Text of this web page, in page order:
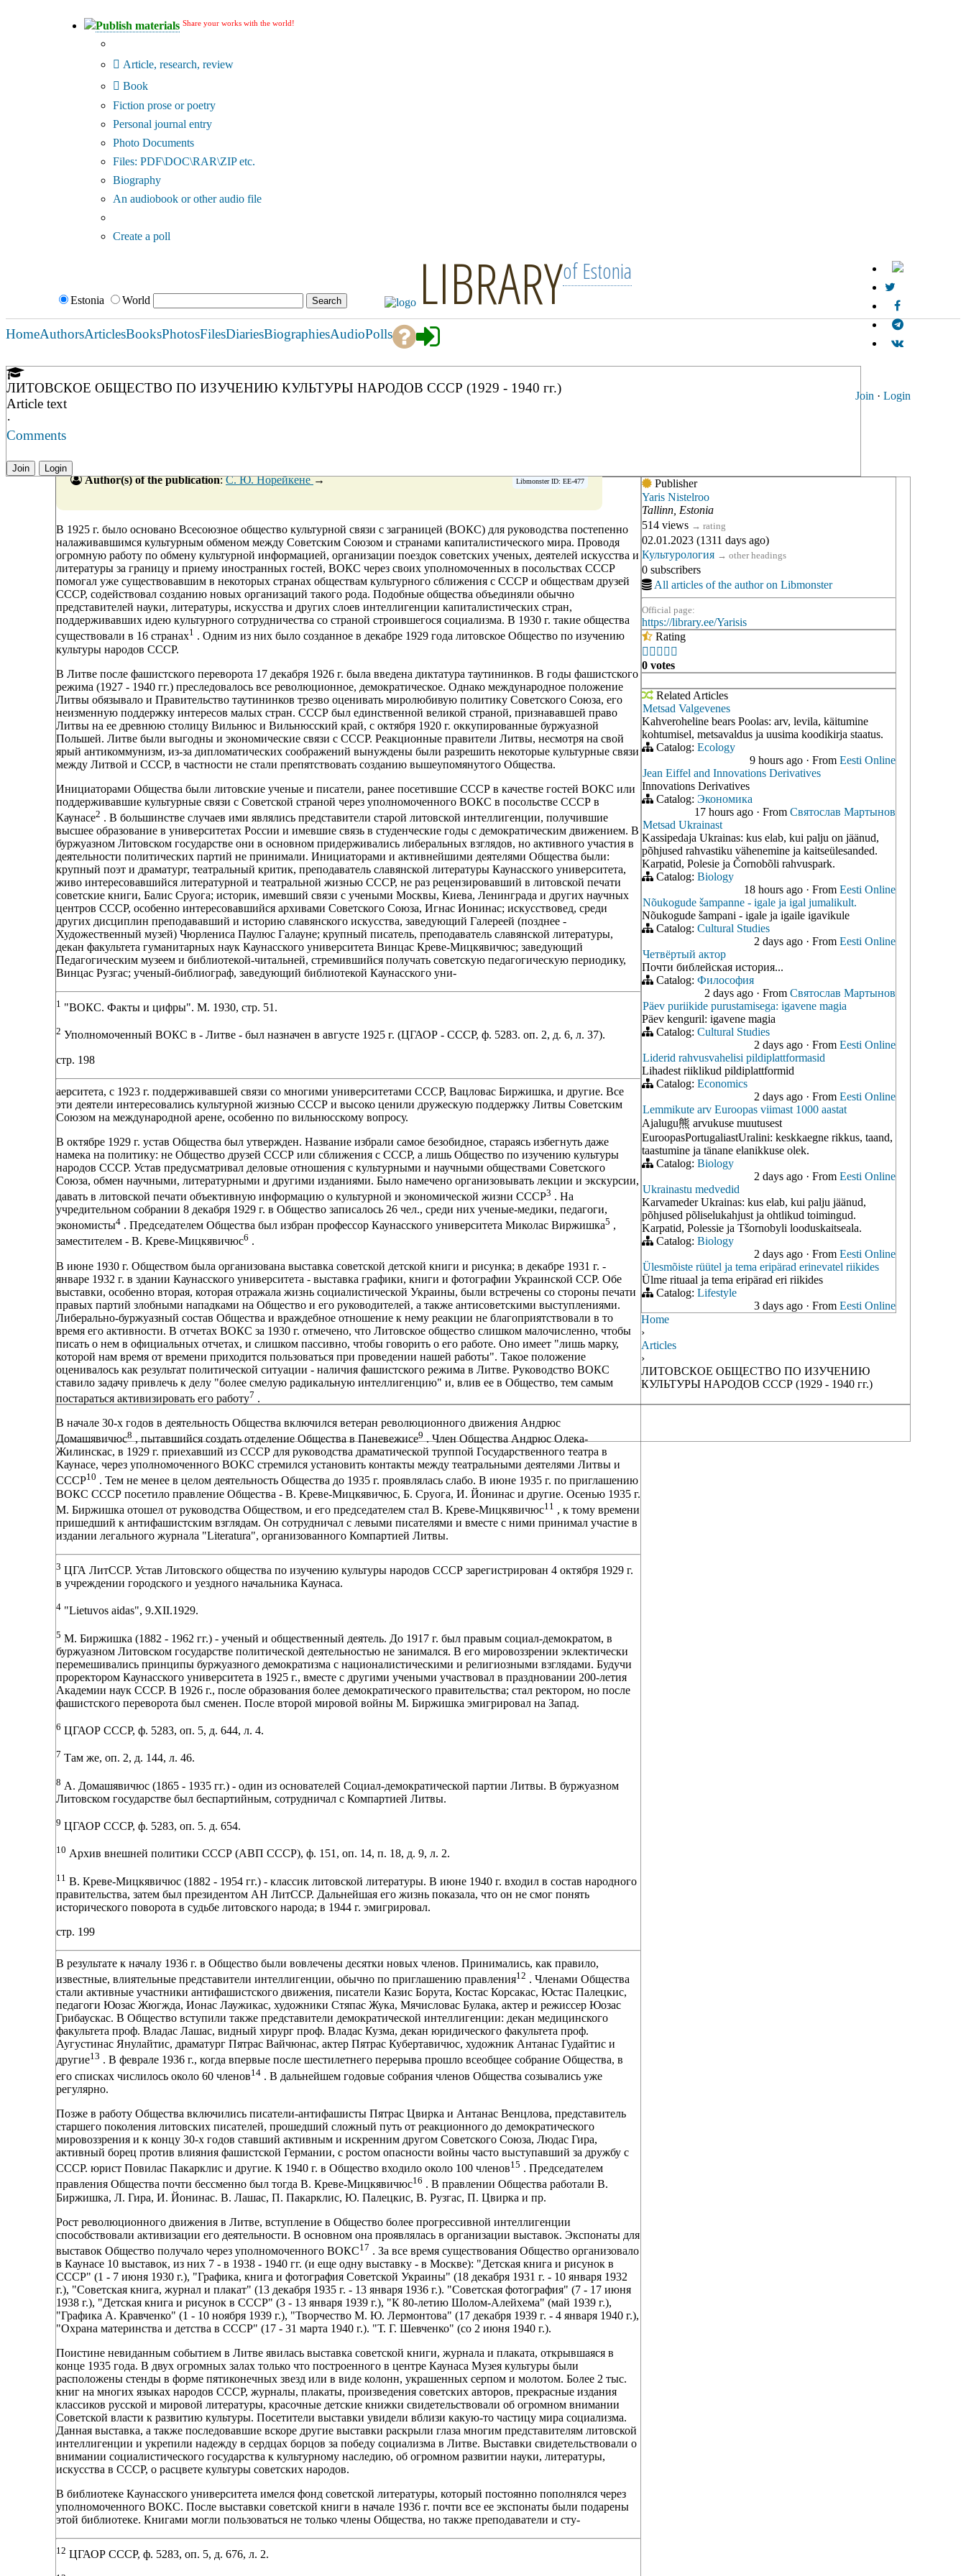
Publish materials Share your works with the world!
Article, research, review
Book
Fiction prose or poetry
Personal journal entry
Photo Documents
Files: PDF\DOC\RAR\ZIP etc.
Biography
An audiobook or other audio file
Create a poll
Estonia World LIBRARYof Estonia
Join · Login
HomeAuthorsArticlesBooksPhotosFilesDiariesBiographiesAudioPolls
ЛИТОВСКОЕ ОБЩЕСТВО ПО ИЗУЧЕНИЮ КУЛЬТУРЫ НАРОДОВ СССР (1929 - 1940 гг.)
Article text
·
Comments
Join Login
Libmonster ID: EE-477
Author(s) of the publication:С. Ю. Норейкене→
В 1925 г. было основано Всесоюзное общество культурной связи с заграницей (ВОКС) для руководства постепенно
налаживавшимся культурным обменом между Советским Союзом и странами капиталистического мира. Проводя
огромную работу по обмену культурной информацией, организации поездок советских ученых, деятелей искусства и
литературы за границу и приему иностранных гостей, ВОКС через своих уполномоченных в посольствах СССР
помогал уже существовавшим в некоторых странах обществам культурного сближения с СССР и обществам друзей
СССР, содействовал созданию новых организаций такого рода. Подобные общества объединяли обычно
представителей науки, литературы, искусства и других слоев интеллигенции капиталистических стран,
поддерживавших идею культурного сотрудничества со страной строившегося социализма. В 1930 г. такие общества
существовали в 16 странах1 . Одним из них было созданное в декабре 1929 года литовское Общество по изучению
культуры народов СССР.
В Литве после фашистского переворота 17 декабря 1926 г. была введена диктатура таутининков. В годы фашистского
режима (1927 - 1940 гг.) преследовалось все революционное, демократическое. Однако международное положение
Литвы обязывало и Правительство таутининков трезво оценивать миролюбивую политику Советского Союза, его
неизменную поддержку интересов малых стран. СССР был единственной великой страной, признававшей право
Литвы на ее древнюю столицу Вильнюс и Вильнюсский край, с октября 1920 г. оккупированные буржуазной
Польшей. Литве были выгодны и экономические связи с СССР. Реакционные правители Литвы, несмотря на свой
ярый антикоммунизм, из-за дипломатических соображений вынуждены были разрешить некоторые культурные связи
между Литвой и СССР, в частности не стали препятствовать созданию вышеупомянутого Общества.
Инициаторами Общества были литовские ученые и писатели, ранее посетившие СССР в качестве гостей ВОКС или
поддерживавшие культурные связи с Советской страной через уполномоченного ВОКС в посольстве СССР в
Каунасе2 . В большинстве случаев ими являлись представители старой литовской интеллигенции, получившие
высшее образование в университетах России и имевшие связь в студенческие годы с демократическим движением. В
буржуазном Литовском государстве они в основном придерживались либеральных взглядов, но активного участия в
деятельности политических партий не принимали. Инициаторами и активнейшими деятелями Общества были:
крупный поэт и драматург, театральный критик, преподаватель славянской литературы Каунасского университета,
живо интересовавшийся литературной и театральной жизнью СССР, не раз рецензировавший в литовской печати
советские книги, Балис Сруога; историк, имевший связи с учеными Москвы, Киева, Ленинграда и других научных
центров СССР, особенно интересовавшийся архивами Советского Союза, Игнас Ионинас; искусствовед, среди
других дисциплин преподававший и историю славянского искусства, заведующий Галереей (позднее -
Художественный музей) Чюрлениса Паулюс Галауне; крупный писатель, преподаватель славянской литературы,
декан факультета гуманитарных наук Каунасского университета Винцас Креве-Мицкявичюс; заведующий
Педагогическим музеем и библиотекой-читальней, стремившийся получать советскую педагогическую периодику,
Винцас Рузгас; ученый-библиограф, заведующий библиотекой Каунасского уни-
1 "ВОКС. Факты и цифры". М. 1930, стр. 51.
2 Уполномоченный ВОКС в - Литве - был назначен в августе 1925 г. (ЦГАОР - СССР, ф. 5283. оп. 2, д. 6, л. 37).
стр. 198
аерситета, с 1923 г. поддерживавшей связи со многими университетами СССР, Вацловас Биржишка, и другие. Все
эти деятели интересовались культурной жизнью СССР и высоко ценили дружескую поддержку Литвы Советским
Союзом на международной арене, особенно по вильнюсскому вопросу.
В октябре 1929 г. устав Общества был утвержден. Название избрали самое безобидное, стараясь избегнуть даже
намека на политику: не Общество друзей СССР или сближения с СССР, а лишь Общество по изучению культуры
народов СССР. Устав предусматривал деловые отношения с культурными и научными обществами Советского
Союза, обмен научными, литературными и другими изданиями. Было намечено организовывать лекции и экскурсии,
давать в литовской печати объективную информацию о культурной и экономической жизни СССР3 . На
учредительном собрании 8 декабря 1929 г. в Общество записалось 26 чел., среди них ученые-медики, педагоги,
экономисты4 . Председателем Общества был избран профессор Каунасского университета Миколас Виржишка5 ,
заместителем - В. Креве-Мицкявичюс6 .
В июне 1930 г. Обществом была организована выставка советской детской книги и рисунка; в декабре 1931 г. -
январе 1932 г. в здании Каунасского университета - выставка графики, книги и фотографии Украинской ССР. Обе
выставки, особенно вторая, которая отражала жизнь социалистической Украины, были встречены со стороны печати
правых партий злобными нападками на Общество и его руководителей, а также антисоветскими выступлениями.
Либерально-буржуазный состав Общества и враждебное отношение к нему реакции не благоприятствовали в то
время его активности. В отчетах ВОКС за 1930 г. отмечено, что Литовское общество слишком малочисленно, чтобы
писать о нем в официальных отчетах, и слишком пассивно, чтобы говорить о его работе. Оно имеет "лишь марку,
которой нам время от времени приходится пользоваться при проведении нашей работы". Такое положение
оценивалось как результат политической ситуации - наличия фашистского режима в Литве. Руководство ВОКС
ставило задачу привлечь к делу "более смелую радикальную интеллигенцию" и, влив ее в Общество, тем самым
постараться активизировать его работу7 .
В начале 30-х годов в деятельность Общества включился ветеран революционного движения Андрюс
Домашявичюс8, пытавшийся создать отделение Общества в Паневежисе9. Член Общества Андрюс Олека-
Жилинскас, в 1929 г. приехавший из СССР для руководства драматической труппой Государственного театра в
Каунасе, через уполномоченного ВОКС стремился установить контакты между театральными деятелями Литвы и
СССР10 . Тем не менее в целом деятельность Общества до 1935 г. проявлялась слабо. В июне 1935 г. по приглашению
ВОКС СССР посетило правление Общества - В. Креве-Мицкявичюс, Б. Сруога, И. Йонинас и другие. Осенью 1935 г.
М. Биржишка отошел от руководства Обществом, и его председателем стал В. Креве-Мицкявичюс11 , к тому времени
пришедший к антифашистским взглядам. Он сотрудничал с левыми писателями и вместе с ними принимал участие в
издании легального журнала "Literatura", организованного Компартией Литвы.
3 ЦГА ЛитССР. Устав Литовского общества по изучению культуры народов СССР зарегистрирован 4 октября 1929 г.
в учреждении городского и уездного начальника Каунаса.
4 "Lietuvos aidas", 9.XII.1929.
5 М. Биржишка (1882 - 1962 гг.) - ученый и общественный деятель. До 1917 г. был правым социал-демократом, в
буржуазном Литовском государстве политической деятельностью не занимался. В его мировоззрении эклектически
перемешивались принципы буржуазного демократизма с националистическими и религиозными взглядами. Будучи
проректором Каунасского университета в 1925 г., вместе с другими учеными участвовал в праздновании 200-летия
Академии наук СССР. В 1926 г., после образования более демократического правительства; стал ректором, но после
фашистского переворота был сменен. После второй мировой войны М. Биржишка эмигрировал на Запад.
6 ЦГАОР СССР, ф. 5283, оп. 5, д. 644, л. 4.
7 Там же, оп. 2, д. 144, л. 46.
8 А. Домашявичюс (1865 - 1935 гг.) - один из основателей Социал-демократической партии Литвы. В буржуазном
Литовском государстве был беспартийным, сотрудничал с Компартией Литвы.
9 ЦГАОР СССР, ф. 5283, оп. 5. д. 654.
10 Архив внешней политики СССР (АВП СССР), ф. 151, оп. 14, п. 18, д. 9, л. 2.
11 В. Креве-Мицкявичюс (1882 - 1954 гг.) - классик литовской литературы. В июне 1940 г. входил в состав народного
правительства, затем был президентом АН ЛитССР. Дальнейшая его жизнь показала, что он не смог понять
исторического поворота в судьбе литовского народа; в 1944 г. эмигрировал.
стр. 199
В результате к началу 1936 г. в Общество были вовлечены десятки новых членов. Принимались, как правило,
известные, влиятельные представители интеллигенции, обычно по приглашению правления12 . Членами Общества
стали активные участники антифашистского движения, писатели Казис Борута, Костас Корсакас, Юстас Палецкис,
педагоги Юозас Жюгжда, Ионас Лаужикас, художники Стяпас Жука, Мячисловас Булака, актер и режиссер Юозас
Грибаускас. В Общество вступили также представители демократической интеллигенции: декан медицинского
факультета проф. Владас Лашас, видный хирург проф. Владас Кузма, декан юридического факультета проф.
Аугустинас Янулайтис, драматург Пятрас Вайчюнас, актер Пятрас Кубертавичюс, художник Антанас Гудайтис и
другие13 . В феврале 1936 г., когда впервые после шестилетнего перерыва прошло всеобщее собрание Общества, в
его списках числилось около 60 членов14 . В дальнейшем годовые собрания членов Общества созывались уже
регулярно.
Позже в работу Общества включились писатели-антифашисты Пятрас Цвирка и Антанас Венцлова, представитель
старшего поколения литовских писателей, прошедший сложный путь от реакционного до демократического
мировоззрения и к концу 30-х годов ставший активным и искренним другом Советского Союза, Людас Гира,
активный борец против влияния фашистской Германии, с ростом опасности войны часто выступавший за дружбу с
СССР. юрист Повилас Пакарклис и другие. К 1940 г. в Общество входило около 100 членов15 . Председателем
правления Общества почти бессменно был тогда В. Креве-Мицкявичюс16 . В правлении Общества работали В.
Биржишка, Л. Гира, И. Йонинас. В. Лашас, П. Пакарклис, Ю. Палецкис, В. Рузгас, П. Цвирка и пр.
Рост революционного движения в Литве, вступление в Общество более прогрессивной интеллигенции
способствовали активизации его деятельности. В основном она проявлялась в организации выставок. Экспонаты для
выставок Общество получало через уполномоченного ВОКС17 . За все время существования Общество организовало
в Каунасе 10 выставок, из них 7 - в 1938 - 1940 гг. (и еще одну выставку - в Москве): "Детская книга и рисунок в
СССР" (1 - 7 июня 1930 г.), "Графика, книга и фотография Советской Украины" (18 декабря 1931 г. - 10 января 1932
г.), "Советская книга, журнал и плакат" (13 декабря 1935 г. - 13 января 1936 г.). "Советская фотография" (7 - 17 июня
1938 г.), "Детская книга и рисунок в СССР" (3 - 13 января 1939 г.), "К 80-летию Шолом-Алейхема" (май 1939 г.),
"Графика А. Кравченко" (1 - 10 ноября 1939 г.), "Творчество М. Ю. Лермонтова" (17 декабря 1939 г. - 4 января 1940 г.),
"Охрана материнства и детства в СССР" (17 - 31 марта 1940 г.). "Т. Г. Шевченко" (со 2 июня 1940 г.).
Поистине невиданным событием в Литве явилась выставка советской книги, журнала и плаката, открывшаяся в
конце 1935 года. В двух огромных залах только что построенного в центре Каунаса Музея культуры были
расположены стенды в форме пятиконечных звезд или в виде колонн, украшенных серпом и молотом. Более 2 тыс.
книг на многих языках народов СССР, журналы, плакаты, произведения советских авторов, прекрасные издания
классиков русской и мировой литературы, красочные детские книжки свидетельствовали об огромном внимании
Советской власти к развитию культуры. Посетители выставки увидели вблизи какую-то частицу мира социализма.
Данная выставка, а также последовавшие вскоре другие выставки раскрыли глаза многим представителям литовской
интеллигенции и укрепили надежду в сердцах борцов за победу социализма в Литве. Выставки свидетельствовали о
внимании социалистического государства к культурному наследию, об огромном развитии науки, литературы,
искусства в СССР, о расцвете культуры советских народов.
В библиотеке Каунасского университета имелся фонд советской литературы, который постоянно пополнялся через
уполномоченного ВОКС. После выставки советской книги в начале 1936 г. почти все ее экспонаты были подарены
этой библиотеке. Книгами могли пользоваться не только члены Общества, но также преподаватели и сту-
12 ЦГАОР СССР, ф. 5283, оп. 5, д. 676, л. 2.
Publisher
Yaris Nistelroo
Tallinn, Estonia
514 views → rating
02.01.2023 (1311 days ago)
Культурология → other headings
0 subscribers
All articles of the author on Libmonster
Official page:
https://library.ee/Yarisis
Rating
    
0 votes
Related Articles
Metsad Valgevenes
Kahveroheline bears Poolas: arv, levila, käitumine
kohtumisel, metsavaldus ja uusima koodikirja staatus.
Catalog: Ecology
9 hours ago · From Eesti Online
Jean Eiffel and Innovations Derivatives
Innovations Derivatives
Catalog: Экономика
17 hours ago · From Святослав Мартынов
Metsad Ukrainast
Kassipedaja Ukrainas: kus elab, kui palju on jäänud,
põhjused rahvastiku vähenemine ja kaitseülesanded.
Karpatid, Polesie ja Čornobõli rahvuspark.
Catalog: Biology
18 hours ago · From Eesti Online
Nõukogude šampanne - igale ja igal jumalikult.
Nõukogude šampani - igale ja igaile igavikule
Catalog: Cultural Studies
2 days ago · From Eesti Online
Четвёртый актор
Почти библейская история...
Catalog: Философия
2 days ago · From Святослав Мартынов
Päev puriikide purustamisega: igavene magia
Päev kenguril: igavene magia
Catalog: Cultural Studies
2 days ago · From Eesti Online
Liderid rahvusvahelisi pildiplattformasid
Lihadest riiklikud pildiplattformid
Catalog: Economics
2 days ago · From Eesti Online
Lemmikute arv Euroopas viimast 1000 aastat
Ajalugu熊 arvukuse muutusest
EuroopasPortugaliastUralini: keskkaegne rikkus, taand,
taastumine ja tänane elanikkuse olek.
Catalog: Biology
2 days ago · From Eesti Online
Ukrainastu medvedid
Karvameder Ukrainas: kus elab, kui palju jäänud,
põhjused põliselukahjust ja ohtlikud toimingud.
Karpatid, Polessie ja Tšornobyli looduskaitseala.
Catalog: Biology
2 days ago · From Eesti Online
Ülesmõiste rüütel ja tema eripärad erinevatel riikides
Ülme rituaal ja tema eripärad eri riikides
Catalog: Lifestyle
3 days ago · From Eesti Online
Home
›
Articles
›
ЛИТОВСКОЕ ОБЩЕСТВО ПО ИЗУЧЕНИЮ
КУЛЬТУРЫ НАРОДОВ СССР (1929 - 1940 гг.)